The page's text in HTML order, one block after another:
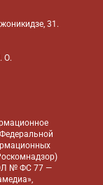
31.
О.
№ ФС 77 —